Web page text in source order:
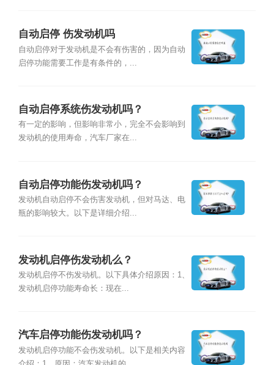
自动启停 伤发动机吗
自动启停对于发动机是不会有伤害的，因为自动
启停功能需要工作是有条件的，...
自动启停系统伤发动机吗？
有一定的影响，但影响非常小，完全不会影响到
发动机的使用寿命，汽车厂家在...
自动启停功能伤发动机吗？
发动机自动启停不会伤害发动机，但对马达、电
瓶的影响较大。以下是详细介绍...
发动机启停伤发动机么？
发动机启停不伤发动机。以下具体介绍原因：1、
发动机启停功能寿命长：现在...
汽车启停功能伤发动机吗？
发动机启停功能不会伤发动机。以下是相关内容